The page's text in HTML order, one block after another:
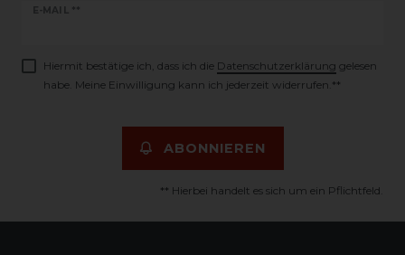
E-MAIL **
Newsletter
Hiermit bestätige ich, dass ich die Daten­schutz­erklärung gelesen
habe. Meine Einwilligung kann ich jederzeit widerrufen.**
ABONNIEREN
** Hierbei handelt es sich um ein Pflichtfeld.